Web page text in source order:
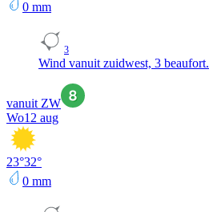
0 mm
3
Wind vanuit zuidwest, 3 beaufort.
vanuit ZW
Wo12 aug
23°32°
0 mm